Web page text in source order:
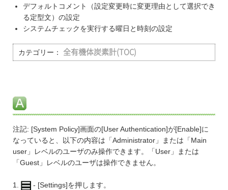
デフォルトコメント（設定変更時に変更理由として選択でき
る定型文）の設定
システムチェックを実行する曜日と時刻の設定
カテゴリー： 全有機体炭素計(TOC)
注記: [System Policy]画面の[User Authentication]が[Enable]に
なっていると、以下の内容は「Administrator」または「Main
user」レベルのユーザのみ操作できます。「User」または
「Guest」レベルのユーザは操作できません。
1. - [Settings]を押します。